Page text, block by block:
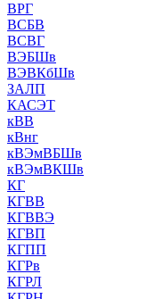
ВРГ
ВСБВ
ВСВГ
ВЭБШв
ВЭВКбШв
ЗАЛП
КАСЭТ
кВВ
кВнг
кВЭмВБШв
кВЭмВКШв
КГ
КГВВ
КГВВЭ
КГВП
КГПП
КГРв
КГРЛ